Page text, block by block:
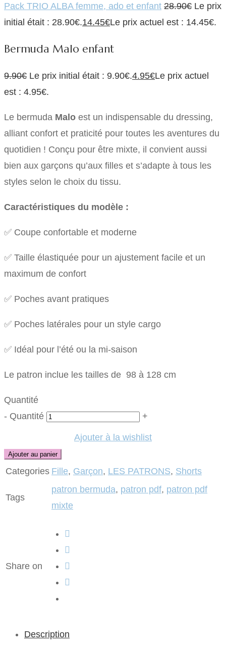
Pack TRIO ALBA femme, ado et enfant 28.90€ Le prix
initial était : 28.90€.14.45€Le prix actuel est : 14.45€.
Bermuda Malo enfant
9.90€ Le prix initial était : 9.90€.4.95€Le prix actuel
est : 4.95€.
Le bermuda Malo est un indispensable du dressing,
alliant confort et praticité pour toutes les aventures du
quotidien ! Conçu pour être mixte, il convient aussi
bien aux garçons qu’aux filles et s’adapte à tous les
styles selon le choix du tissu.
Caractéristiques du modèle :
✅ Coupe confortable et moderne
✅ Taille élastiquée pour un ajustement facile et un
maximum de confort
✅ Poches avant pratiques
✅ Poches latérales pour un style cargo
✅ Idéal pour l’été ou la mi-saison
Le patron inclue les tailles de 98 à 128 cm
Quantité
- Quantité +
Ajouter à la wishlist
Ajouter au panier
Categories Fille, Garçon, LES PATRONS, Shorts
Tags
patron bermuda, patron pdf, patron pdf
mixte
Share on
Description